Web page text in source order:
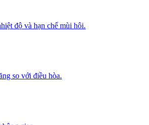
độ và hạn chế mùi hôi.
so với điều hòa.